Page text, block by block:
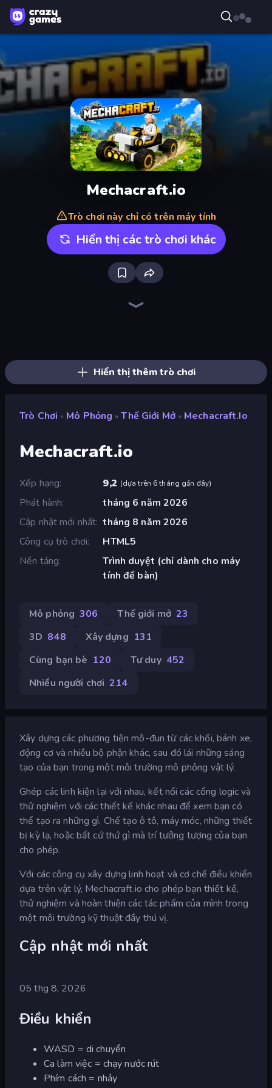
Mechacraft.io
Trò chơi này chỉ có trên máy tính
Hiển thị các trò chơi khác
Hiển thị thêm trò chơi
Trò Chơi » Mô Phỏng » Thế Giới Mở » Mechacraft.io
Mechacraft.io
Xếp hạng 9,2 (dựa trên 6 tháng gần đây)
Phát hành
tháng 6 năm 2026
Cập nhật mới nhất tháng 8 năm 2026
Công cụ trò chơi
HTML5
Nền tảng
Trình duyệt (chỉ dành cho máy
tính để bàn)
Mô phỏng 306 Thế giới mở 23
3D 848 Xây dựng 131
Cùng bạn bè 120 Tư duy 452
Nhiều người chơi 214
Xây dựng các phương tiện mô-đun từ các khối, bánh xe,
động cơ và nhiều bộ phận khác, sau đó lái những sáng
tạo của bạn trong một môi trường mô phỏng vật lý.
Ghép các linh kiện lại với nhau, kết nối các cổng logic và
thử nghiệm với các thiết kế khác nhau để xem bạn có
thể tạo ra những gì. Chế tạo ô tô, máy móc, những thiết
bị kỳ lạ, hoặc bất cứ thứ gì mà trí tưởng tượng của bạn
cho phép.
Với các công cụ xây dựng linh hoạt và cơ chế điều khiển
dựa trên vật lý, Mechacraft.io cho phép bạn thiết kế,
thử nghiệm và hoàn thiện các tác phẩm của mình trong
một môi trường kỹ thuật đầy thú vị.
Cập nhật mới nhất
05 thg 8, 2026
Điều khiển
WASD = di chuyển
Ca làm việc = chạy nước rút
Phím cách = nhảy